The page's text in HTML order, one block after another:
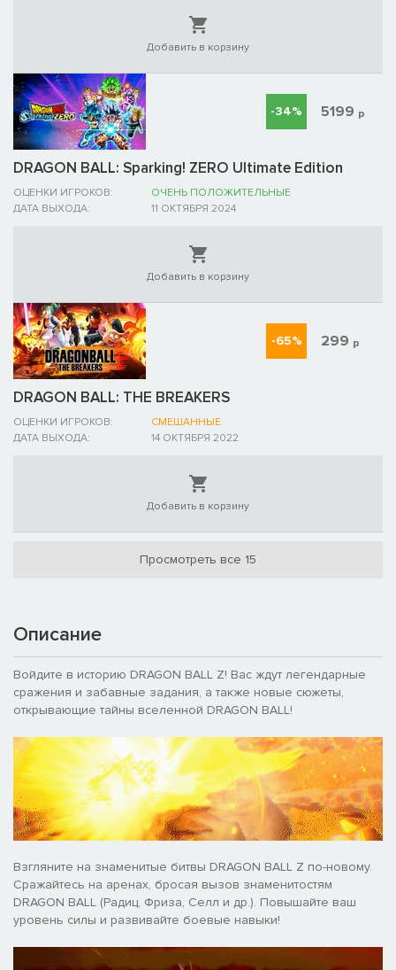
Добавить в корзину
DRAGON BALL: Sparking! ZERO Ultimate Edition
ОЦЕНКИ ИГРОКОВ:
ОЧЕНЬ ПОЛОЖИТЕЛЬНЫЕ
ДАТА ВЫХОДА:
11 ОКТЯБРЯ 2024
-34% 5199 р
Добавить в корзину
DRAGON BALL: THE BREAKERS
ОЦЕНКИ ИГРОКОВ:
СМЕШАННЫЕ
ДАТА ВЫХОДА:
14 ОКТЯБРЯ 2022
-65% 299 р
Добавить в корзину
Просмотреть все 15
Описание
Войдите в историю DRAGON BALL Z! Вас ждут легендарные
сражения и забавные задания, а также новые сюжеты,
открывающие тайны вселенной DRAGON BALL!
Взгляните на знаменитые битвы DRAGON BALL Z по-новому.
Сражайтесь на аренах, бросая вызов знаменитостям
DRAGON BALL (Радиц, Фриза, Селл и др.). Повышайте ваш
уровень силы и развивайте боевые навыки!